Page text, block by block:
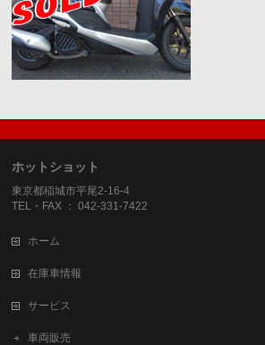
ホットショット
東京都稲城市平尾2-16-4
TEL・FAX ： 042-331-7422
ホーム
在庫車情報
サービス
車両販売